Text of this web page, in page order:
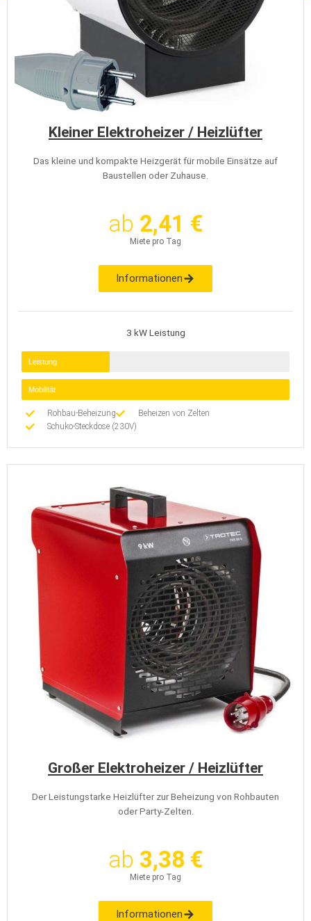
Kleiner Elektroheizer / Heizlüfter
Das kleine und kompakte Heizgerät für mobile Einsätze auf
Baustellen oder Zuhause.
ab 2,41 €
Miete pro Tag
Informationen
3 kW Leistung
Leistung
Mobilität
Rohbau-Beheizung
Beheizen von Zelten
Schuko-Steckdose (230V)
Großer Elektroheizer / Heizlüfter
Der Leistungstarke Heizlüfter zur Beheizung von Rohbauten
oder Party-Zelten.
ab 3,38 €
Miete pro Tag
Informationen